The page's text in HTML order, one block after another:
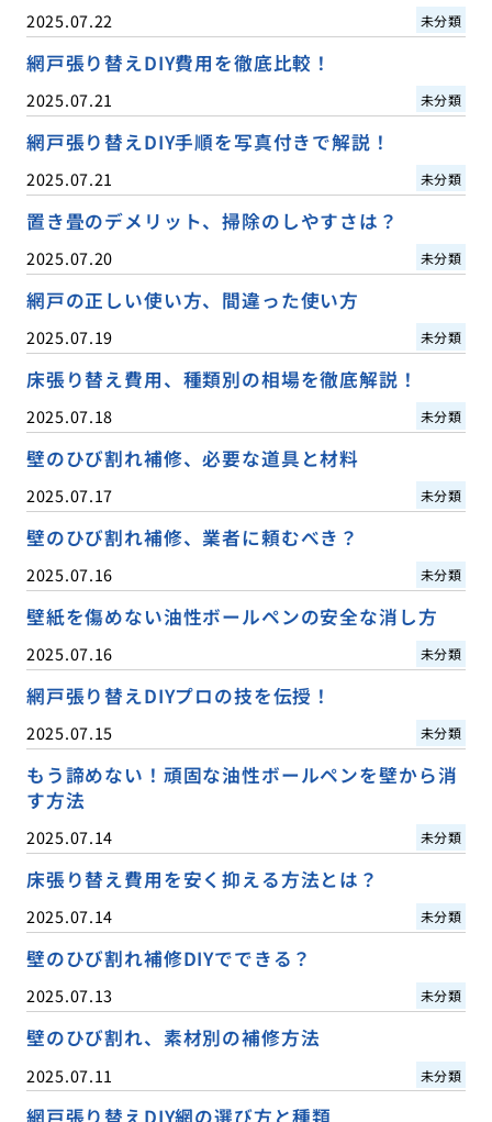
2025.07.22 未分類
網戸張り替えDIY費用を徹底比較！
2025.07.21 未分類
網戸張り替えDIY手順を写真付きで解説！
2025.07.21 未分類
置き畳のデメリット、掃除のしやすさは？
2025.07.20 未分類
網戸の正しい使い方、間違った使い方
2025.07.19 未分類
床張り替え費用、種類別の相場を徹底解説！
2025.07.18 未分類
壁のひび割れ補修、必要な道具と材料
2025.07.17 未分類
壁のひび割れ補修、業者に頼むべき？
2025.07.16 未分類
壁紙を傷めない油性ボールペンの安全な消し方
2025.07.16 未分類
網戸張り替えDIYプロの技を伝授！
2025.07.15 未分類
もう諦めない！頑固な油性ボールペンを壁から消
す方法
2025.07.14 未分類
床張り替え費用を安く抑える方法とは？
2025.07.14 未分類
壁のひび割れ補修DIYでできる？
2025.07.13 未分類
壁のひび割れ、素材別の補修方法
2025.07.11 未分類